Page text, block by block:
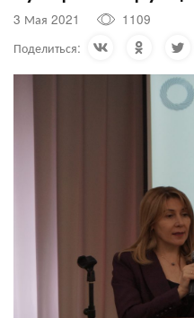
3 Мая 2021
1109
Поделиться: